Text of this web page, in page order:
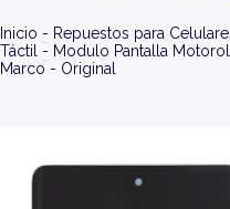
Inicio - Repuestos para
Táctil
- Modulo Pantalla
Marco - Original